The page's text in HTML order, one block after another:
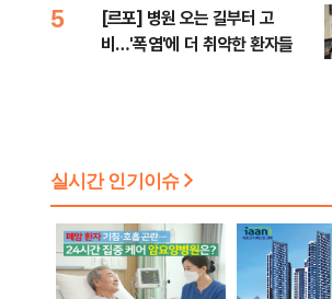
5
[르포] 병원 오는 길부터 고
비…'폭염'에 더 취약한 환자들